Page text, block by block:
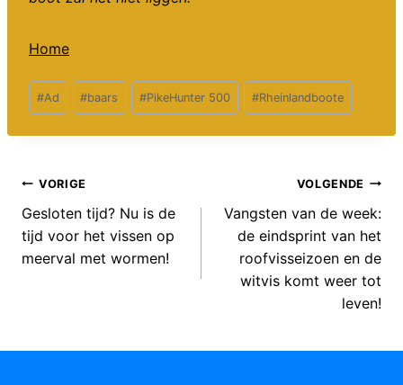
Home
Bericht
tags:
#Ad #baars #PikeHunter 500 #Rheinlandboote
Bericht
navigatie
VORIGE
Gesloten tijd? Nu is de
tijd voor het vissen op
meerval met wormen!
VOLGENDE
Vangsten van de week:
de eindsprint van het
roofvisseizoen en de
witvis komt weer tot
leven!